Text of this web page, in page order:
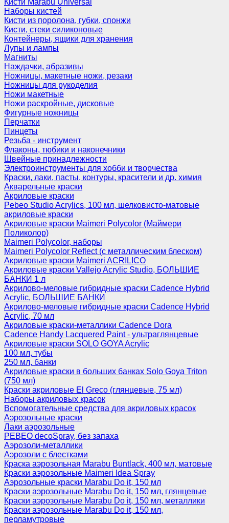
Кисти Marabu Universal
Наборы кистей
Кисти из поролона, губки, спонжи
Кисти, стеки силиконовые
Контейнеры, ящики для хранения
Лупы и лампы
Магниты
Наждачки, абразивы
Ножницы, макетные ножи, резаки
Ножницы для рукоделия
Ножи макетные
Ножи раскройные, дисковые
Фигурные ножницы
Перчатки
Пинцеты
Резьба - инструмент
Флаконы, тюбики и наконечники
Швейные принадлежности
Электроинструменты для хобби и творчества
Краски, лаки, пасты, контуры, красители и др. химия
Акварельные краски
Акриловые краски
Pebeo Studio Acrylics, 100 мл, шелковисто-матовые
акриловые краски
Акриловые краски Maimeri Polycolor (Маймери
Поликолор)
Maimeri Polycolor, наборы
Maimeri Polycolor Reflect (с металлическим блеском)
Акриловые краски Maimeri ACRILICO
Акриловые краски Vallejo Acrylic Studio, БОЛЬШИЕ
БАНКИ 1 л
Акрилово-меловые гибридные краски Cadence Hybrid
Acrylic, БОЛЬШИЕ БАНКИ
Акрилово-меловые гибридные краски Cadence Hybrid
Acrylic, 70 мл
Акриловые краски-металлики Cadence Dora
Cadence Handy Lacquered Paint - ультраглянцевые
Акриловые краски SOLO GOYA Acrylic
100 мл, тубы
250 мл, банки
Акриловые краски в больших банках Solo Goya Triton
(750 мл)
Краски акриловые El Greco (глянцевые, 75 мл)
Наборы акриловых красок
Вспомогательные средства для акриловых красок
Аэрозольные краски
Лаки аэрозольные
PEBEO decoSpray, без запаха
Аэрозоли-металлики
Аэрозоли с блестками
Краска аэрозольная Marabu Buntlack, 400 мл, матовые
Краски аэрозольные Maimeri Idea Spray
Аэрозольные краски Marabu Do it, 150 мл
Краски аэрозольные Marabu Do it, 150 мл, глянцевые
Краски аэрозольные Marabu Do it, 150 мл, металлики
Краски аэрозольные Marabu Do it, 150 мл,
перламутровые